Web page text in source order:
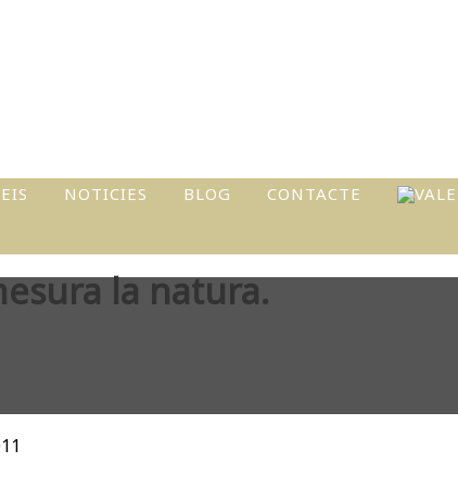
NOTICIES BLOG CONTACTE
la natura.